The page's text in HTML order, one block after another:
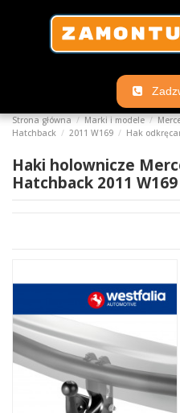
Strona główna Marki i modele
Hatchback
2011 W169 Hak
Haki holownicze
Hatchback 2011